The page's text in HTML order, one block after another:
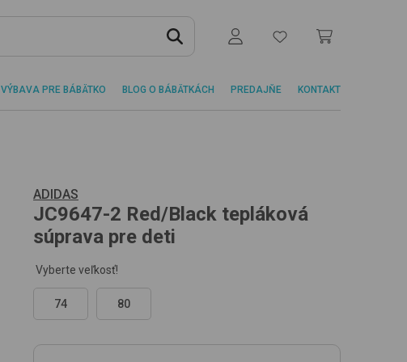
VÝBAVA PRE BÁBÄTKO BLOG O BÁBÄTKÁCH PREDAJŇE KONTAKT
ADIDAS
JC9647-2 Red/Black tepláková
súprava pre deti
Vyberte veľkosť!
74 80